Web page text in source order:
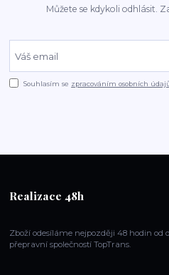
Můžete se kdykoli odhlásit.
Souhlasím se zpracováním osobních
Realizace 48h
Zboží odesíláme nejpozději 48 hodin od
přepravní společností TopTrans.